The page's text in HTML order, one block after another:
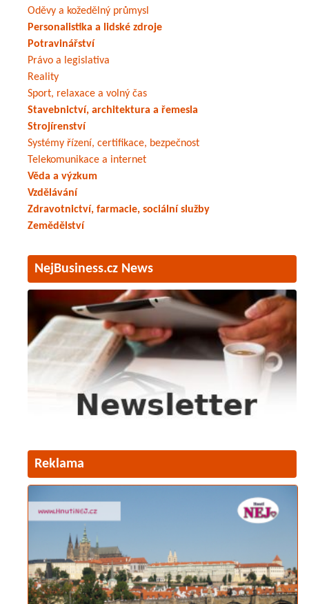
Oděvy a kožedělný průmysl
Personalistika a lidské zdroje
Potravinářství
Právo a legislativa
Reality
Sport, relaxace a volný čas
Stavebnictví, architektura a řemesla
Strojírenství
Systémy řízení, certifikace, bezpečnost
Telekomunikace a internet
Věda a výzkum
Vzdělávání
Zdravotnictví, farmacie, sociální služby
Zemědělství
NejBusiness.cz News
Reklama